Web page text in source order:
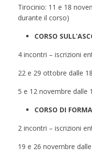
Tirocinio: 11 e 18
durante il corso)
CORSO
4 incontri – iscrizioni
22 e 29 ottobre dalle
5 e 12 novembre dalle
CORSO DI
2 incontri – iscrizioni
19 e 26 novembre